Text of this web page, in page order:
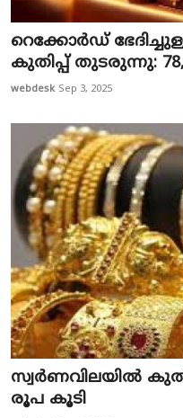
റെക്കോര്‍ഡ്
കുതിപ്പ് തുടരുന്നു:
webdesk Sep 3, 2025
സ്വര്‍ണവിലയിൽ
രൂപ കൂടി